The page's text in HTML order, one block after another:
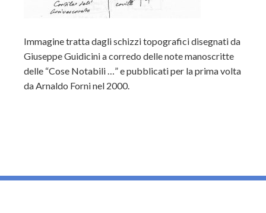
Immagine tratta dagli schizzi topografici disegnati da
Giuseppe Guidicini a corredo delle note manoscritte
delle “Cose Notabili …” e pubblicati per la prima volta
da Arnaldo Forni nel 2000.